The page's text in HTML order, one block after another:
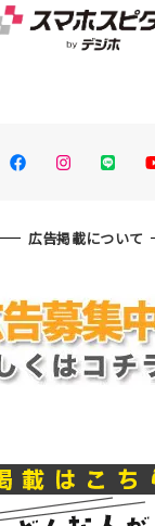
FacebookInstagram
LINE
広告掲載について